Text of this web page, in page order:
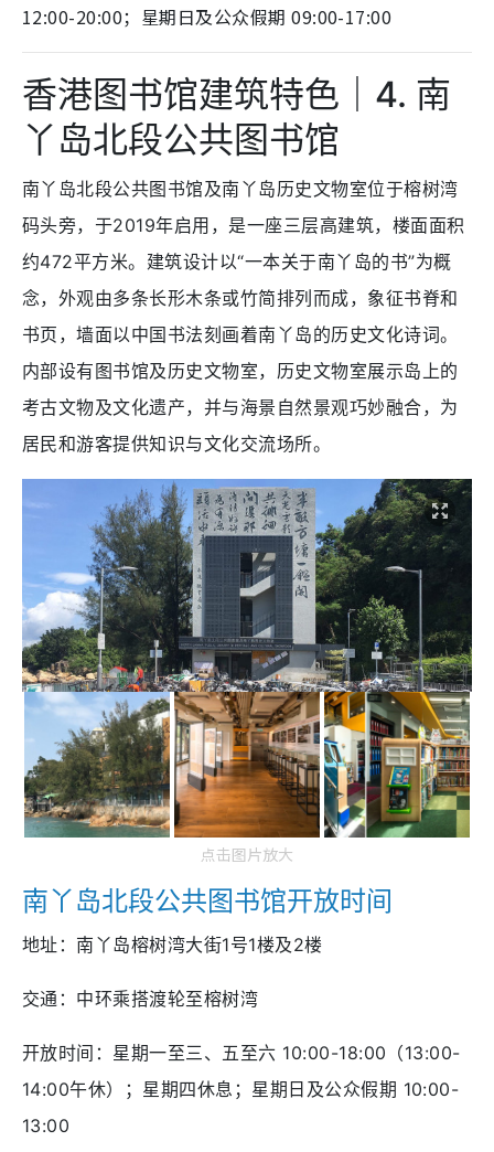
12:00-20:00；星期日及公众假期 09:00-17:00
香港图书馆建筑特色｜4. 南
丫岛北段公共图书馆
南丫岛北段公共图书馆及南丫岛历史文物室位于榕树湾
码头旁，于2019年启用，是一座三层高建筑，楼面面积
约472平方米。建筑设计以“一本关于南丫岛的书”为概
念，外观由多条长形木条或竹简排列而成，象征书脊和
书页，墙面以中国书法刻画着南丫岛的历史文化诗词。
内部设有图书馆及历史文物室，历史文物室展示岛上的
考古文物及文化遗产，并与海景自然景观巧妙融合，为
居民和游客提供知识与文化交流场所。
点击图片放大
南丫岛北段公共图书馆开放时间
地址：南丫岛榕树湾大街1号1楼及2楼
交通：中环乘搭渡轮至榕树湾
开放时间：星期一至三、五至六 10:00-18:00（13:00-
14:00午休）；星期四休息；星期日及公众假期 10:00-
13:00